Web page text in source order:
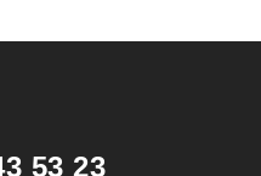
53 23